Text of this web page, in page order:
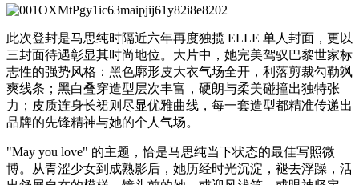
此次登封是马思纯时隔近六年再度独揽 ELLE 单人封面，更以
三封面待遇彰显其时尚地位。大片中，她完美驾驭巴黎世家标
志性的强势风格：黑色廓形皮大衣气场全开，利落剪裁勾勒飒
爽线条；黑白叠穿造型层次丰富，硬朗与柔美碰撞出独特张
力；皮质连身长裙则尽显优雅曲线，每一套造型都精准传递出
品牌的先锋精神与她的个人气场。
"May you love" 的主题，恰是马思纯当下状态的最佳写照微
博。从青涩少女到成熟影后，她历经时光沉淀，褪去浮躁，活